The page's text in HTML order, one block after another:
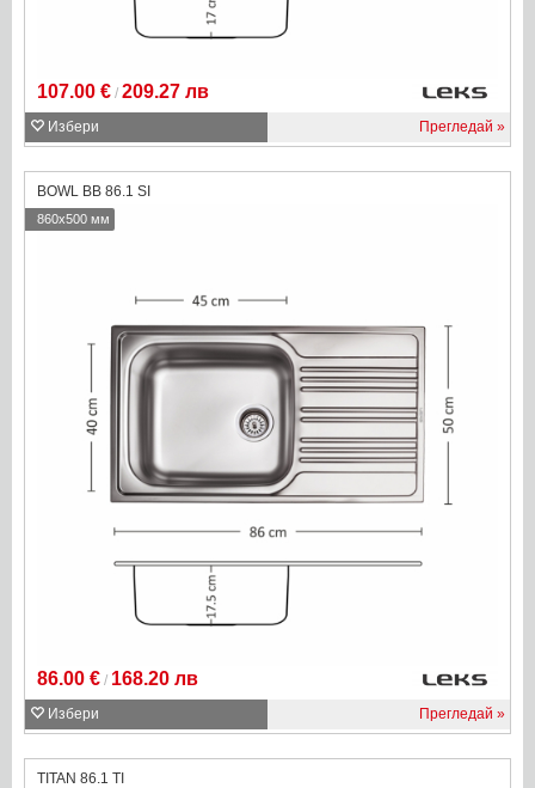
107.00 € / 209.27 лв
Избери Прегледай
BOWL BB 86.1 SI
86.00 € / 168.20 лв
Избери Прегледай
860x500 мм
TITAN 86.1 TI